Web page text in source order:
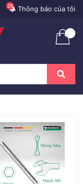
Thông báo của tôi
26